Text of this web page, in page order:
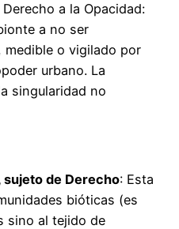
a la Opacidad:
a no ser
o vigilado por
urbano. La
singularidad no
sujeto de Derecho: Esta
bióticas (es
sino al tejido de